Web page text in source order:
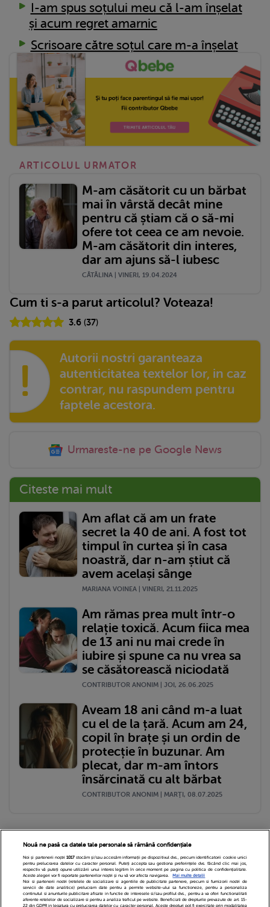
I-am spus soțului meu că l-am înșelat
și acum regret amarnic
Scrisoare către soțul care m-a înșelat
ARTICOLUL URMATOR
M-am căsătorit cu un bărbat
mai în vârstă decât mine
pentru că știam că o să-mi
ofere tot ceea ce am nevoie.
M-am căsătorit din interes,
dar am ajuns să-l iubesc
CĂTĂLINA | VINERI, 19.04.2024
Cum ti s-a parut articolul? Voteaza!
3.6(37)
!
Autorii nostri garanteaza
autenticitatea textelor lor, in caz
contrar, nu raspundem pentru
faptele acestora.
Urmareste-ne pe Google News
Citeste mai mult
Am aflat că am un frate
secret la 40 de ani. A fost tot
timpul în curtea și în casa
noastră, dar n-am știut că
avem același sânge
MARIANA VOINEA | VINERI, 21.11.2025
Am rămas prea mult într-o
relație toxică. Acum fiica mea
de 13 ani nu mai crede în
iubire și spune ca nu vrea sa
se căsătorească niciodată
CONTRIBUTOR ANONIM | JOI, 26.06.2025
Aveam 18 ani când m-a luat
cu el de la țară. Acum am 24,
copil în brațe și un ordin de
protecție în buzunar. Am
plecat, dar m-am întors
însărcinată cu alt bărbat
CONTRIBUTOR ANONIM | MARŢI, 08.07.2025
Echipa Editoriala Newsletter
Contact
Nouă ne pasă ca datele tale personale să rămână confidențiale
Noi și partenerii noștri 1017stocăm și/sau accesăm informații pe dispozitivul dvs., precum identificatorii cookie unici
pentru prelucrarea datelor cu caracter personal. Puteți accepta sau gestiona preferințele dvs. făcând clic mai jos,
respectiv vă puteți opune utilizării unui interes legitim în orice moment pe pagina cu politica de confidențialitate.
Aceste alegeri vor fi raportate partenerilor noștri și nu vă vor afecta navigarea.
Mai multe detalii
Noi si partenerii nostri (retelele de socializare si agentiile de publicitate partenere, precum si furnizorii nostri de
servicii de date analitice) prelucram date pentru a permite website-ului sa functioneze, pentru a personaliza
continutul si anunturile publicitare afisate in functie de interesele si/sau profilul dvs., pentru a va oferi functionalitati
aferente retelelor de socializare si pentru a analiza traficul pe website. Beneficiati de drepturile prevazute de art. 15-
22 din GDPR in legatura cu prelucrarea datelor cu caracter personal. Aceste drepturi pot fi exercitate prin modalitatea